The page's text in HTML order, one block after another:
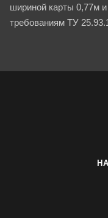
шириной карты 0,77м
требованиям ТУ